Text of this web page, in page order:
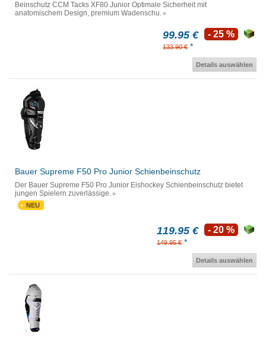
Beinschutz CCM Tacks XF80 Junior Optimale Sicherheit mit
anatomischem Design, premium Wadenschu.
99.95 €
133.90 € *
- 25 %
Details auswählen
Bauer Supreme F50 Pro Junior Schienbeinschutz
Der Bauer Supreme F50 Pro Junior Eishockey Schienbeinschutz bietet
jungen Spielern zuverlässige.
NEU
119.95 €
149.95 € *
- 20 %
Details auswählen